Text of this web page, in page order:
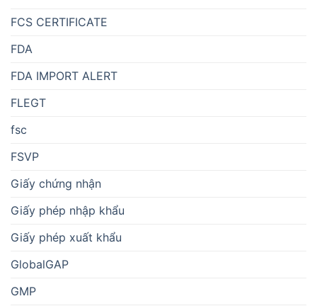
FCS CERTIFICATE
FDA
FDA IMPORT ALERT
FLEGT
fsc
FSVP
Giấy chứng nhận
Giấy phép nhập khẩu
Giấy phép xuất khẩu
GlobalGAP
GMP